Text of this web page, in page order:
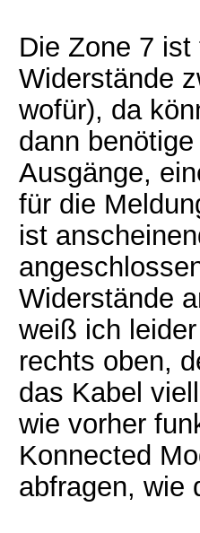
Die Zone 7
Widerstände
wofür), da
dann
Ausgänge,
für die
ist
Widerstände
weiß ich
rechts oben,
das Kabel
wie vorher
Konnected
abfragen, wie